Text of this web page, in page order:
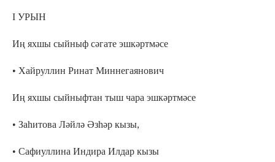
I УРЫН
Иң яхшы сыйныф сәгате эшкәртмәсе
• Хайруллин Ринат Миннегаянович
Иң яхшы сыйныфтан тыш чара эшкәртмәсе
• Заһитова Ләйлә Әзһәр кызы,
• Сафиуллина Индира Илдар кызы